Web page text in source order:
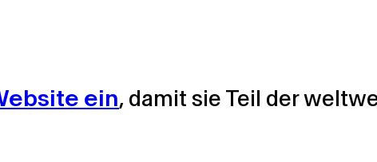
ein, damit sie Teil der